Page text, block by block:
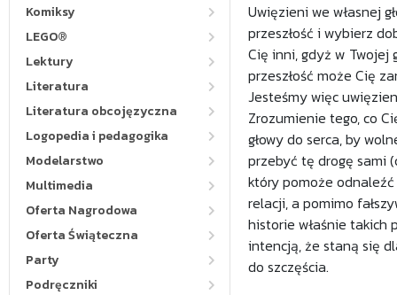
Komiksy
LEGO®
Lektury
Literatura
Literatura obcojęzyczna
Logopedia i pedagogika
Modelarstwo
Multimedia
Oferta Nagrodowa
Oferta Świąteczna
Party
Podręczniki
Uwięzieni we własnej
przeszłość i wybierz
Cię inni, gdyż w Twojej
przeszłość może Cię
Jesteśmy więc
Zrozumienie tego, co
głowy do serca, by
przebyć tę drogę sami
który pomoże
relacji, a pomimo
historie właśnie takich
intencją, że staną się
do szczęścia.